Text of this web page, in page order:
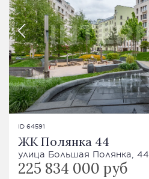
ID 64591
ЖК Полянка 44
улица Большая Полянка, 44
225 834 000 руб